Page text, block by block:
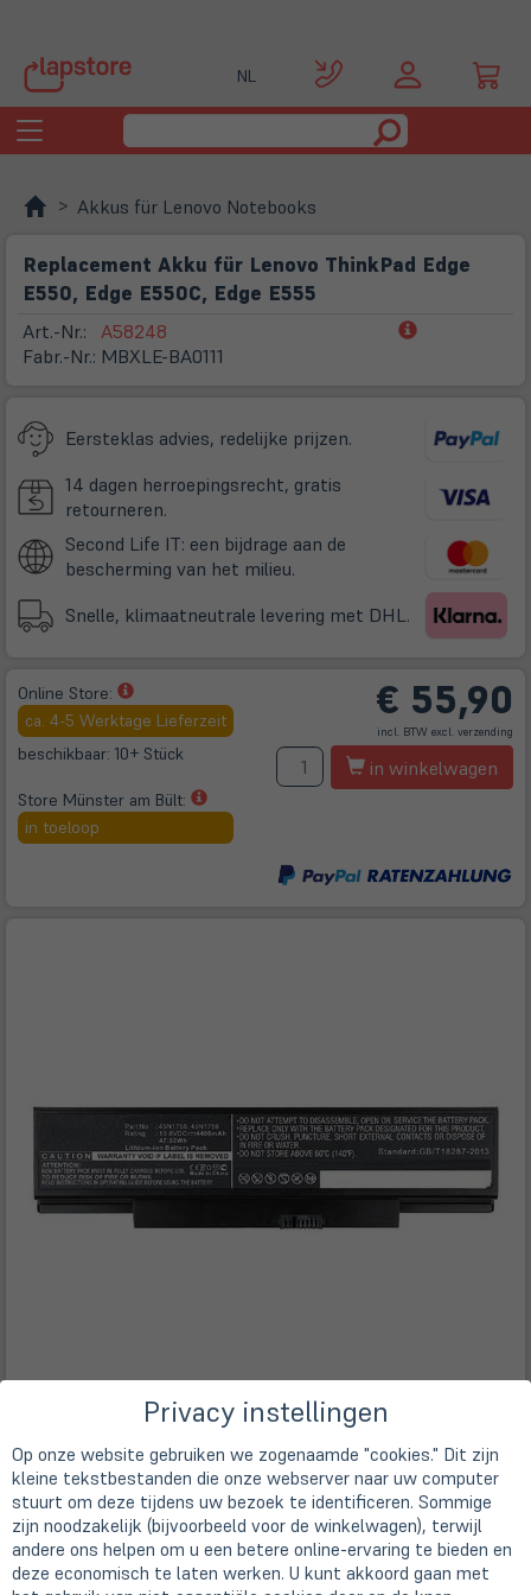
NL
Toggle
navigation
Akkus für Lenovo Notebooks
Replacement Akku für Lenovo ThinkPad Edge
E550, Edge E550C, Edge E555
Art.-Nr.:
Fabr.-Nr.:
A58248
MBXLE-BA0111
(öffnet
Eersteklas advies, redelijke prijzen.
14 dagen herroepingsrecht, gratis
retourneren.
Second Life IT: een bijdrage aan de
bescherming van het milieu.
Snelle, klimaatneutrale levering met DHL.
Online Store:
(öffnet
in
neuem
Tab)
ca. 4-5 Werktage Lieferzeit
beschikbaar: 10+ Stück
Store Münster am Bült:
(öffnet
neuem
in toeloop
€ 55,90
incl. BTW excl. verzending
in winkelwagen
Beschrijving
Privacy instellingen
Op onze website gebruiken we zogenaamde "cookies." Dit zijn
kleine tekstbestanden die onze webserver naar uw computer
stuurt om deze tijdens uw bezoek te identificeren. Sommige
zijn noodzakelijk (bijvoorbeeld voor de winkelwagen), terwijl
andere ons helpen om u een betere online-ervaring te bieden en
deze economisch te laten werken. U kunt akkoord gaan met